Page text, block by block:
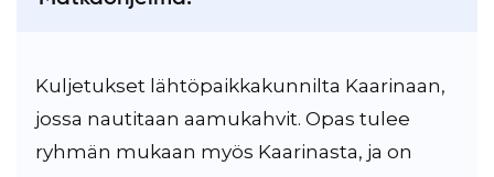
Kuljetukset lähtöpaikkakunnilta Kaarinaan,
jossa nautitaan aamukahvit. Opas tulee
ryhmän mukaan myös Kaarinasta, ja on